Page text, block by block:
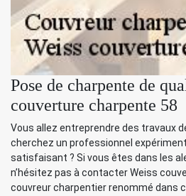
Pose de charpente de
couverture charpente 58
Vous allez entreprendre des travaux
cherchez un professionnel
satisfaisant ? Si vous êtes dans les
n’hésitez pas à contacter Weiss
couvreur charpentier renommé dans